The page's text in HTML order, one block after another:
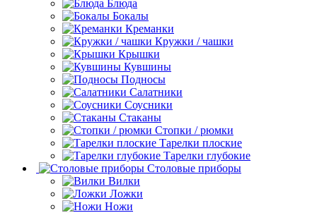
Блюда
Бокалы
Креманки
Кружки / чашки
Крышки
Кувшины
Подносы
Салатники
Соусники
Стаканы
Стопки / рюмки
Тарелки плоские
Тарелки глубокие
Столовые приборы
Вилки
Ложки
Ножи